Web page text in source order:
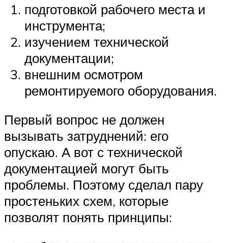
подготовкой рабочего места и
инструмента;
изучением технической
документации;
внешним осмотром
ремонтируемого оборудования.
Первый вопрос не должен
вызывать затруднений: его
опускаю. А вот с технической
документацией могут быть
проблемы. Поэтому сделал пару
простеньких схем, которые
позволят понять принципы: